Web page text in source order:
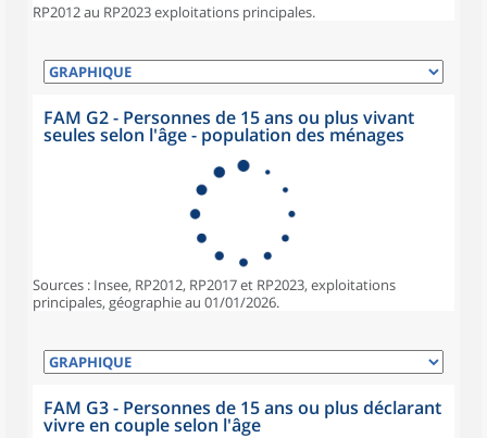
RP2012 au RP2023 exploitations principales.
FAM G2 - Personnes de 15 ans ou plus vivant
seules selon l'âge - population des ménages
Sources : Insee, RP2012, RP2017 et RP2023, exploitations
principales, géographie au 01/01/2026.
FAM G3 - Personnes de 15 ans ou plus déclarant
vivre en couple selon l'âge